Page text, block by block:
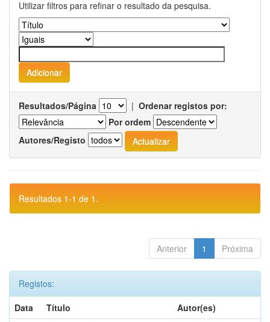
Utilizar filtros para refinar o resultado da pesquisa.
Resultados/Página | Ordenar registos por:
Por ordem
Autores/Registo
Resultados 1-1 de 1.
Anterior 1 Próxima
Registos:
Data
Título
Autor(es)